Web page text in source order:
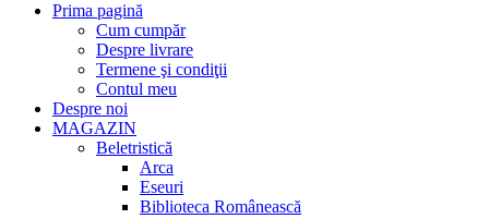
Prima pagină
Cum cumpăr
Despre livrare
Termene şi condiţii
Contul meu
Despre noi
MAGAZIN
Beletristică
Arca
Eseuri
Biblioteca Românească